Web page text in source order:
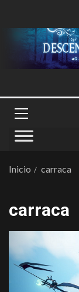
Inicio carraca
carraca